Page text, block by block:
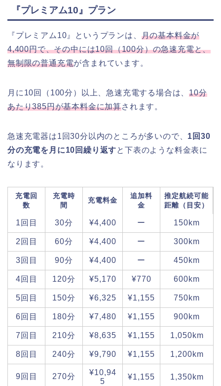
『プレミアム10』プラン
『プレミアム10』というプランは、 月の基本料金が
4,400円で、その中には10回（100分）の急速充電と、
無制限の普通充電が含まれています。
月に10回（100分）以上、急速充電する場合は、10分
あたり385円が基本料金に加算されます。
急速充電器は1回30分以内のところが多いので、 1回30
分の充電を月に10回繰り返すと下表のような料金表に
なります。
充電回
数
充電時
間
充電料金
追加料
金
推定航続可能
距離（目安）
1回目 30分 ¥4,400 ー 150km
2回目 60分 ¥4,400 ー 300km
3回目 90分 ¥4,400 ー 450km
4回目 120分 ¥5,170 ¥770 600km
5回目 150分 ¥6,325 ¥1,155 750km
6回目 180分 ¥7,480 ¥1,155 900km
7回目 210分 ¥8,635 ¥1,155 1,050km
8回目 240分 ¥9,790 ¥1,155 1,200km
9回目 270分
¥10,94
5
¥1,155 1,350km